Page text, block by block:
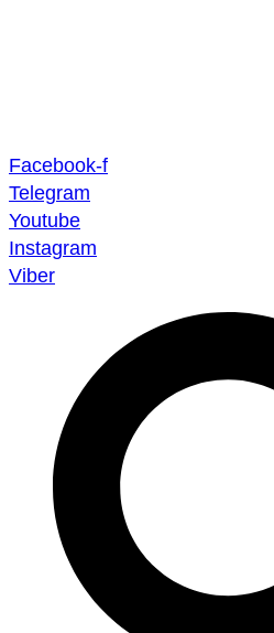
Facebook-f
Telegram
Youtube
Instagram
Viber